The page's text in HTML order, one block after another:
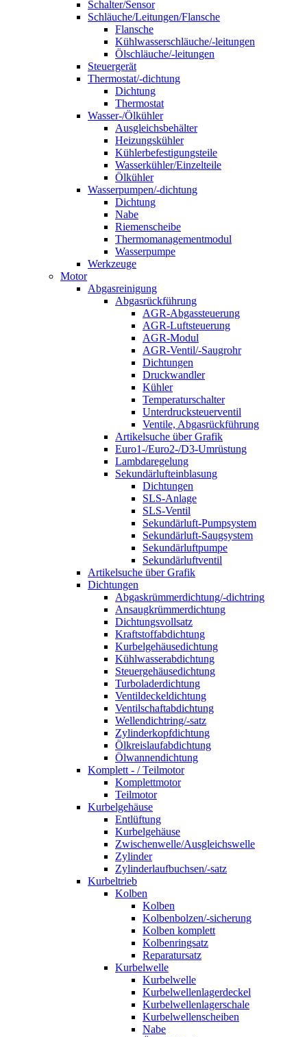
Schalter/Sensor
Schläuche/Leitungen/Flansche
Flansche
Kühlwasserschläuche/-leitungen
Ölschläuche/-leitungen
Steuergerät
Thermostat/-dichtung
Dichtung
Thermostat
Wasser-/Ölkühler
Ausgleichsbehälter
Heizungskühler
Kühlerbefestigungsteile
Wasserkühler/Einzelteile
Ölkühler
Wasserpumpen/-dichtung
Dichtung
Nabe
Riemenscheibe
Thermomanagementmodul
Wasserpumpe
Werkzeuge
Motor
Abgasreinigung
Abgasrückführung
AGR-Abgassteuerung
AGR-Luftsteuerung
AGR-Modul
AGR-Ventil/-Saugrohr
Dichtungen
Druckwandler
Kühler
Temperaturschalter
Unterdrucksteuerventil
Ventile, Abgasrückführung
Artikelsuche über Grafik
Euro1-/Euro2-/D3-Umrüstung
Lambdaregelung
Sekundärlufteinblasung
Dichtungen
SLS-Anlage
SLS-Ventil
Sekundärluft-Pumpsystem
Sekundärluft-Saugsystem
Sekundärluftpumpe
Sekundärluftventil
Artikelsuche über Grafik
Dichtungen
Abgaskrümmerdichtung/-dichtring
Ansaugkrümmerdichtung
Dichtungsvollsatz
Kraftstoffabdichtung
Kurbelgehäusedichtung
Kühlwasserabdichtung
Steuergehäusedichtung
Turboladerdichtung
Ventildeckeldichtung
Ventilschaftabdichtung
Wellendichtring/-satz
Zylinderkopfdichtung
Ölkreislaufabdichtung
Ölwannendichtung
Komplett - / Teilmotor
Komplettmotor
Teilmotor
Kurbelgehäuse
Entlüftung
Kurbelgehäuse
Zwischenwelle/Ausgleichswelle
Zylinder
Zylinderlaufbuchsen/-satz
Kurbeltrieb
Kolben
Kolben
Kolbenbolzen/-sicherung
Kolben komplett
Kolbenringsatz
Reparatursatz
Kurbelwelle
Kurbelwelle
Kurbelwellenlagerdeckel
Kurbelwellenlagerschale
Kurbelwellenscheiben
Nabe